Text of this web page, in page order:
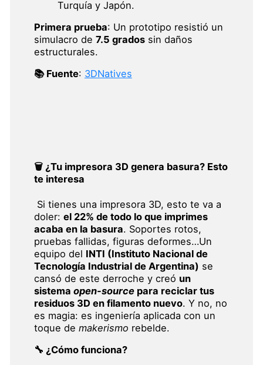
Turquía y Japón.
Primera prueba: Un prototipo resistió un
simulacro de 7.5 gradossin daños
estructurales.
📚 Fuente: 3DNatives
🗑️ ¿Tu impresora 3D genera basura? Esto
te interesa
Si tienes una impresora 3D, esto te va a
doler: el 22% de todo lo que imprimes
acaba en la basura. Soportes rotos,
pruebas fallidas, figuras deformes…Un
equipo del INTI (Instituto Nacional de
Tecnología Industrial de Argentina) se
cansó de este derroche y creó un
sistema open-sourcepara reciclar tus
residuos 3D en filamento nuevo. Y no, no
es magia: es ingeniería aplicada con un
toque de makerismo rebelde.
🔧 ¿Cómo funciona?